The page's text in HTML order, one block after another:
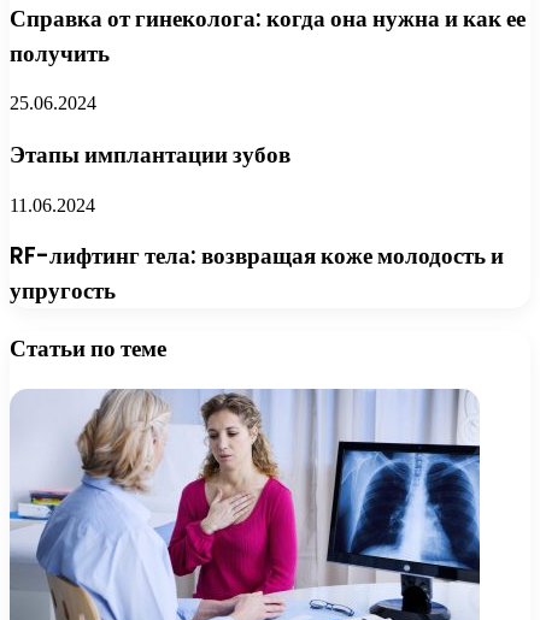
Справка от гинеколога: когда она нужна и как ее
получить
25.06.2024
Этапы имплантации зубов
11.06.2024
RF-лифтинг тела: возвращая коже молодость и
упругость
Статьи по теме